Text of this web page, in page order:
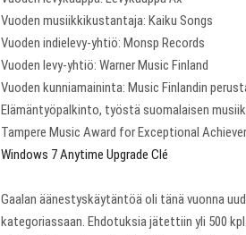
Vuoden musiikkikustantaja: Kaiku Songs
Vuoden indielevy-yhtiö: Monsp Records
Vuoden levy-yhtiö: Warner Music Finland
Vuoden kunniamaininta: Music Finlandin
Elämäntyöpalkinto, työstä suomalaisen
Tampere Music Award for Exceptional
Windows 7 Anytime Upgrade Clé
Gaalan äänestyskäytäntöä oli tänä vuonna
kategoriassaan. Ehdotuksia jätettiin yli 500